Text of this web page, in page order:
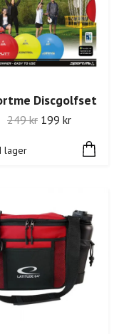
Discgolfset
249 kr 199 kr
I lager